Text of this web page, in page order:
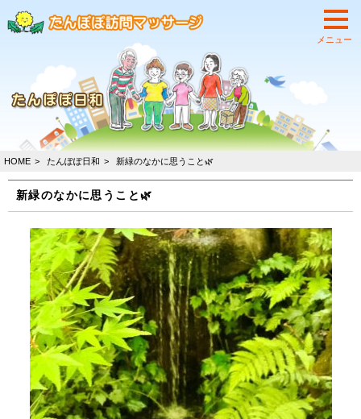
HOME たんぽぽ日和 新緑のなかに思うこと🌿
新緑のなかに思うこと🌿